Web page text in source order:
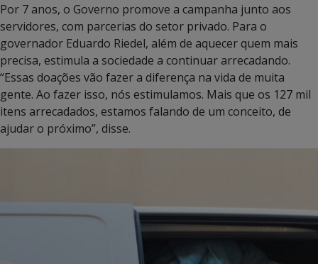
Por 7 anos, o Governo promove a campanha junto aos
servidores, com parcerias do setor privado. Para o
governador Eduardo Riedel, além de aquecer quem mais
precisa, estimula a sociedade a continuar arrecadando.
“Essas doações vão fazer a diferença na vida de muita
gente. Ao fazer isso, nós estimulamos. Mais que os 127 mil
itens arrecadados, estamos falando de um conceito, de
ajudar o próximo”, disse.